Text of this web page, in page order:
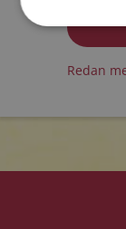
Redan